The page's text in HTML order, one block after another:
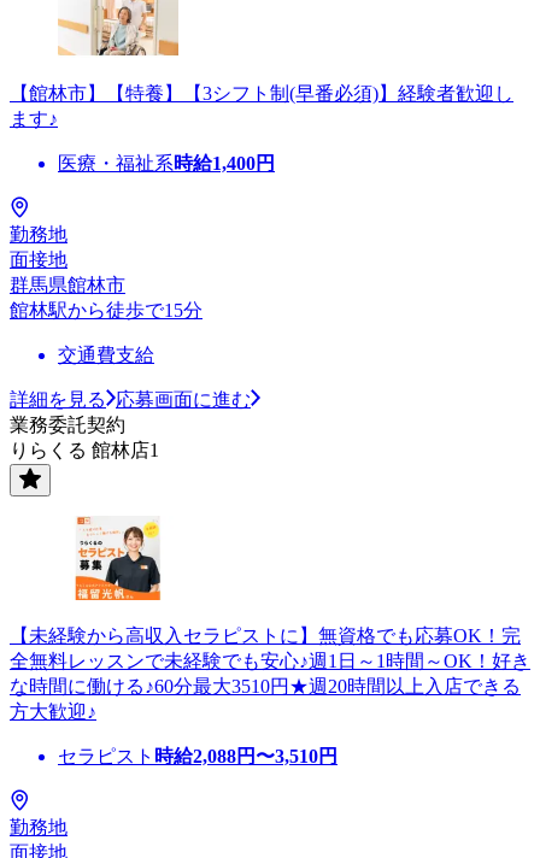
【館林市】【特養】【3シフト制(早番必須)】経験者歓迎し
ます♪
医療・福祉系時給1,400円
勤務地
面接地
群馬県館林市
館林駅から徒歩で15分
交通費支給
詳細を見る
応募画面に進む
業務委託契約
りらくる 館林店1
【未経験から高収入セラピストに】無資格でも応募OK！完
全無料レッスンで未経験でも安心♪週1日～1時間～OK！好き
な時間に働ける♪60分最大3510円★週20時間以上入店できる
方大歓迎♪
セラピスト 時給2,088円〜3,510円
勤務地
面接地